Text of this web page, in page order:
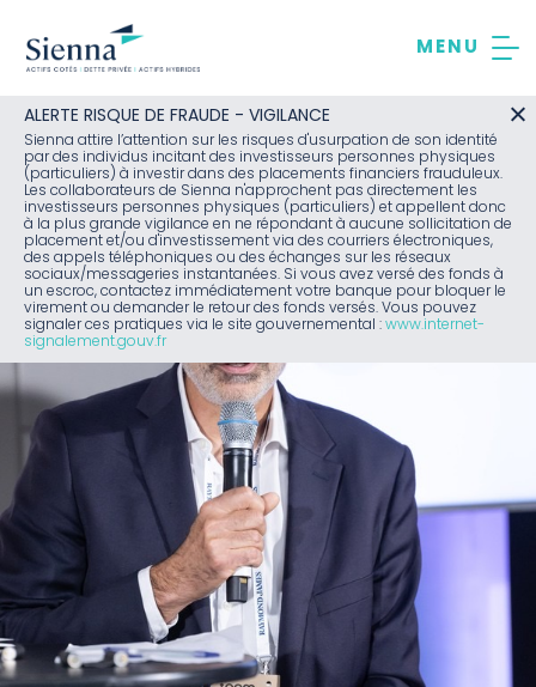
contenu
ALERTE RISQUE DE FRAUDE - VIGILANCE
Sienna attire l’attention sur les risques d'usurpation de son identité
par des individus incitant des investisseurs personnes physiques
(particuliers) à investir dans des placements financiers frauduleux.
Les collaborateurs de Sienna n'approchent pas directement les
investisseurs personnes physiques (particuliers) et appellent donc
à la plus grande vigilance en ne répondant à aucune sollicitation de
placement et/ou d'investissement via des courriers électroniques,
des appels téléphoniques ou des échanges sur les réseaux
sociaux/messageries instantanées. Si vous avez versé des fonds à
un escroc, contactez immédiatement votre banque pour bloquer le
virement ou demander le retour des fonds versés. Vous pouvez
signaler ces pratiques via le site gouvernemental : www.internet-
signalement.gouv.fr